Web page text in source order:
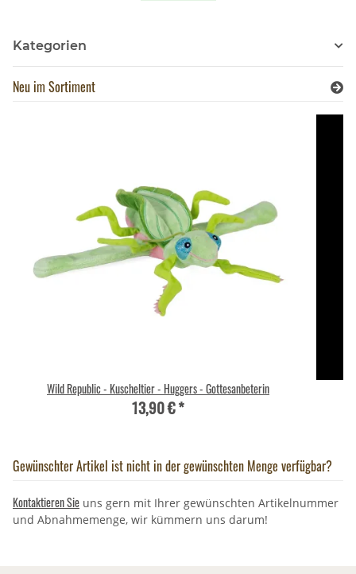
Kategorien
Neu im Sortiment
Wild Republic - Kuscheltier - Huggers - Gottesanbeterin
13,90 €*
Gewünschter Artikel ist nicht in der gewünschten Menge verfügbar?
Kontaktieren Sie uns gern mit Ihrer gewünschten Artikelnummer
und Abnahmemenge, wir kümmern uns darum!